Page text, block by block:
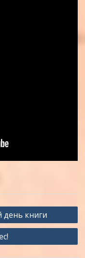
день книги